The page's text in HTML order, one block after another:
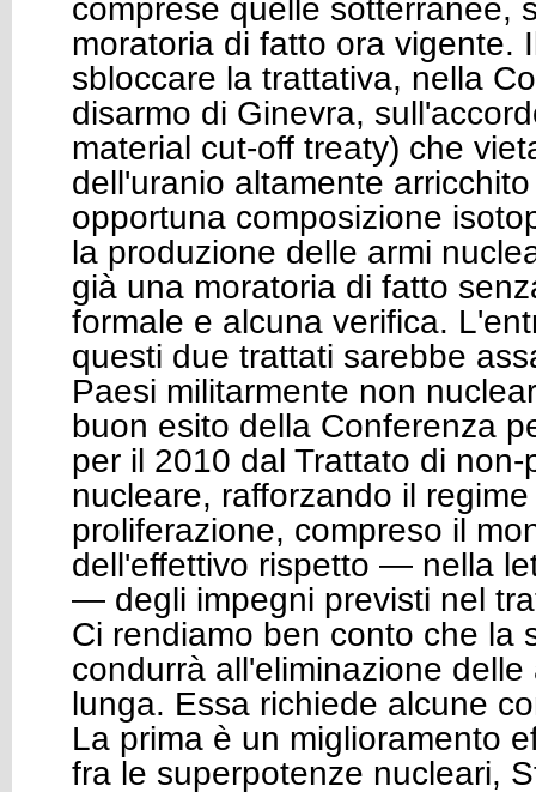
comprese quelle sotterranee,
moratoria di fatto ora vigente.
sbloccare la trattativa, nella
disarmo di Ginevra,
material cut-off treaty) che
dell'uranio altamente
opportuna composizione
la produzione delle armi
già una moratoria di fatto
formale e alcuna verifica.
questi due trattati sarebbe
Paesi militarmente non
buon esito della Conferenza
per il 2010 dal Trattato di non-
nucleare, rafforzando il
proliferazione, compreso il
dell'effettivo rispetto — nella
— degli impegni previsti nel
Ci rendiamo ben conto che la
condurrà all'eliminazione
lunga. Essa richiede alcune
La prima è un miglioramento
fra le superpotenze nucleari,